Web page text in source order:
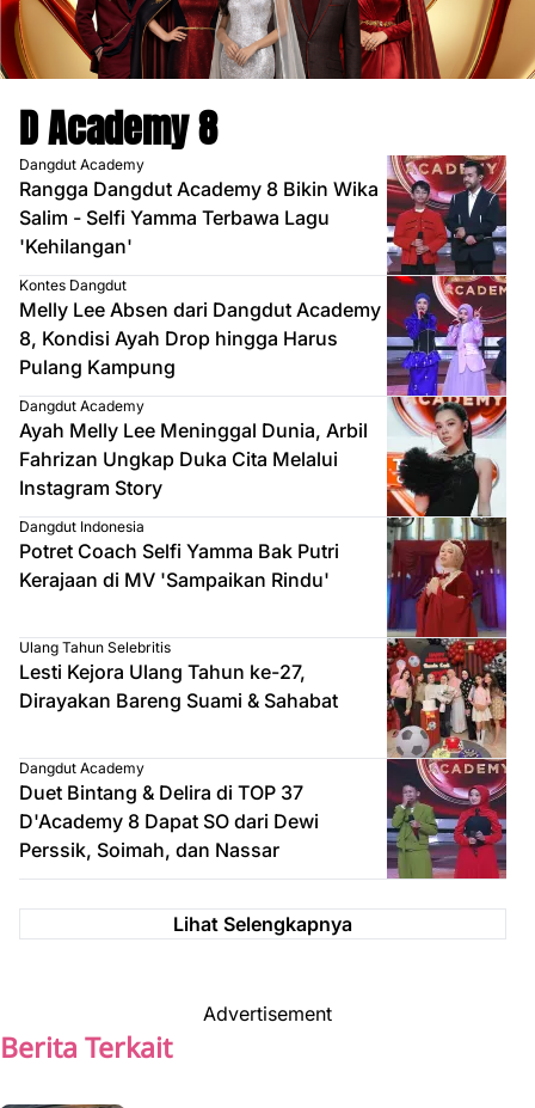
D Academy 8
Dangdut Academy
Rangga Dangdut Academy 8 Bikin Wika
Salim - Selfi Yamma Terbawa Lagu
'Kehilangan'
Kontes Dangdut
Melly Lee Absen dari Dangdut Academy
8, Kondisi Ayah Drop hingga Harus
Pulang Kampung
Dangdut Academy
Ayah Melly Lee Meninggal Dunia, Arbil
Fahrizan Ungkap Duka Cita Melalui
Instagram Story
Dangdut Indonesia
Potret Coach Selfi Yamma Bak Putri
Kerajaan di MV 'Sampaikan Rindu'
Ulang Tahun Selebritis
Lesti Kejora Ulang Tahun ke-27,
Dirayakan Bareng Suami & Sahabat
Dangdut Academy
Duet Bintang & Delira di TOP 37
D'Academy 8 Dapat SO dari Dewi
Perssik, Soimah, dan Nassar
Lihat Selengkapnya
Advertisement
Berita Terkait